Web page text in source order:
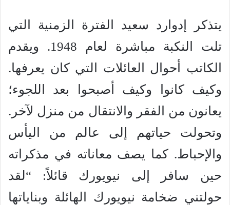
يتذكر إدوارد سعيد الفترة الزمنية التي
تلت النكبة مباشرة لعام 1948. ويقدم
الكاتب أحوال العائلات التي كان يعرفها.
وكيف كانوا وكيف أصبحوا بعد اللجوء؛
يعانون من الفقر والانتقال من منزل لآخر.
وتحولت حياتهم إلى عالم من اليأس
والإحباط. كما يصف معاناته في مذكراته
حين سافر إلى نيويورك قائلاً: “لقد
حولتني ضخامة نيويورك الهائلة وبناياتها